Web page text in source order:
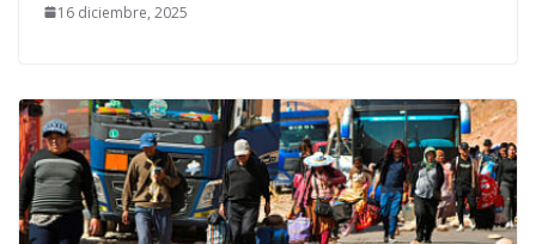
16 diciembre, 2025